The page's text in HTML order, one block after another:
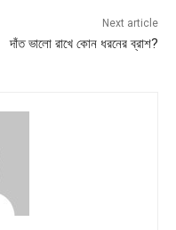
Next article
দাঁত ভালো রাখে কোন ধরনের ব্রাশ?